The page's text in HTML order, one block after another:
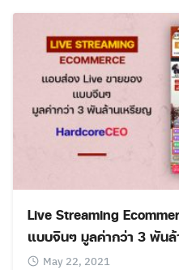
Live Streaming
แบบจีนๆ มูลค่ากว่า 3 พัน
May 22, 2021